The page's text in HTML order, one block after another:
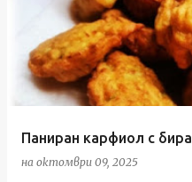
Паниран карфиол с бира
на октомври 09, 2025